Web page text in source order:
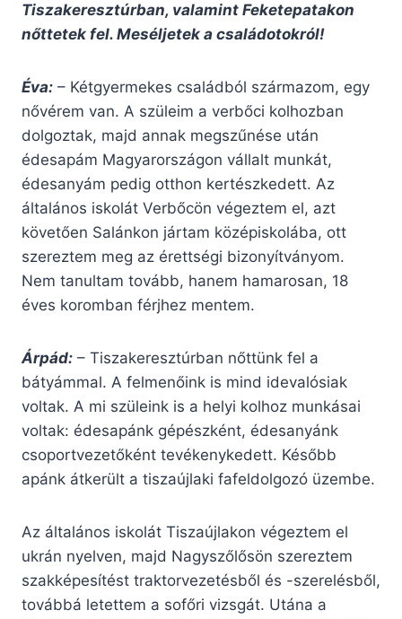
Tiszakeresztúrban, valamint Feketepatakon
nőttetek fel. Meséljetek a családotokról!
Éva: – Kétgyermekes családból származom, egy
nővérem van. A szüleim a verbőci kolhozban
dolgoztak, majd annak megszűnése után
édesapám Magyarországon vállalt munkát,
édesanyám pedig otthon kertészkedett. Az
általános iskolát Verbőcön végeztem el, azt
követően Salánkon jártam középiskolába, ott
szereztem meg az érettségi bizonyítványom.
Nem tanultam tovább, hanem hamarosan, 18
éves koromban férjhez mentem.
Árpád: – Tiszakeresztúrban nőttünk fel a
bátyámmal. A felmenőink is mind idevalósiak
voltak. A mi szüleink is a helyi kolhoz munkásai
voltak: édesapánk gépészként, édesanyánk
csoportvezetőként tevékenykedett. Később
apánk átkerült a tiszaújlaki fafeldolgozó üzembe.
Az általános iskolát Tiszaújlakon végeztem el
ukrán nyelven, majd Nagyszőlősön szereztem
szakképesítést traktorvezetésből és -szerelésből,
továbbá letettem a sofőri vizsgát. Utána a